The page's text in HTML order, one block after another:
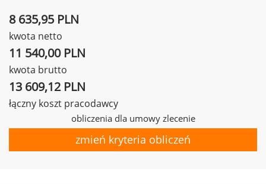
8 635,95 PLN
kwota netto
11 540,00 PLN
kwota brutto
13 609,12 PLN
łączny koszt pracodawcy
obliczenia dla umowy zlecenie
zmień kryteria obliczeń